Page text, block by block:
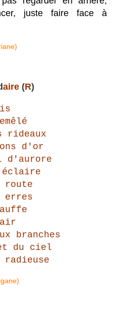
juste faire face à
aire(R)
rideaux
d'or
d'aurore
route
erres
branches
du ciel